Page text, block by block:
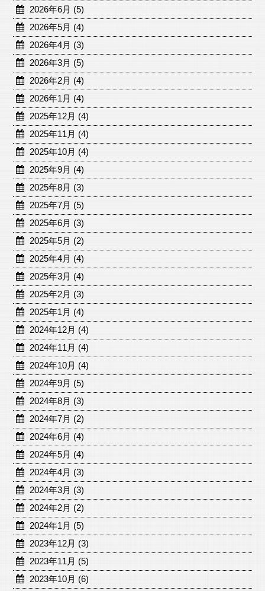
2026年6月 (5)
2026年5月 (4)
2026年4月 (3)
2026年3月 (5)
2026年2月 (4)
2026年1月 (4)
2025年12月 (4)
2025年11月 (4)
2025年10月 (4)
2025年9月 (4)
2025年8月 (3)
2025年7月 (5)
2025年6月 (3)
2025年5月 (2)
2025年4月 (4)
2025年3月 (4)
2025年2月 (3)
2025年1月 (4)
2024年12月 (4)
2024年11月 (4)
2024年10月 (4)
2024年9月 (5)
2024年8月 (3)
2024年7月 (2)
2024年6月 (4)
2024年5月 (4)
2024年4月 (3)
2024年3月 (3)
2024年2月 (2)
2024年1月 (5)
2023年12月 (3)
2023年11月 (5)
2023年10月 (6)